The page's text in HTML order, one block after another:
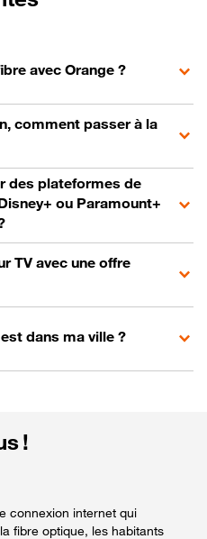
avec Orange ?
comment passer à la
des plateformes de
ou Paramount+
TV avec une offre
dans ma ville ?
!
connexion internet qui
fibre optique, les habitants